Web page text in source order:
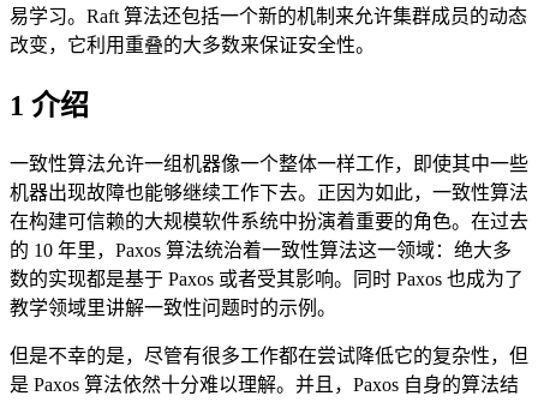
易学习。Raft 算法还包括一个新的机制来允许集群成员的动态
改变，它利用重叠的大多数来保证安全性。
1 介绍
一致性算法允许一组机器像一个整体一样工作，即使其中一些
机器出现故障也能够继续工作下去。正因为如此，一致性算法
在构建可信赖的大规模软件系统中扮演着重要的角色。在过去
的 10 年里，Paxos 算法统治着一致性算法这一领域：绝大多
数的实现都是基于 Paxos 或者受其影响。同时 Paxos 也成为了
教学领域里讲解一致性问题时的示例。
但是不幸的是，尽管有很多工作都在尝试降低它的复杂性，但
是 Paxos 算法依然十分难以理解。并且，Paxos 自身的算法结